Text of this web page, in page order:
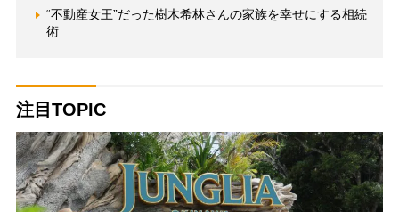
“不動産女王”だった樹木希林さんの家族を幸せにする相続
術
注目TOPIC